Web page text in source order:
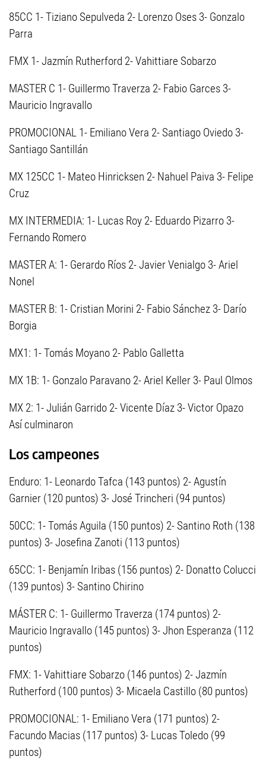
85CC 1- Tiziano Sepulveda 2- Lorenzo Oses 3- Gonzalo
Parra
FMX 1- Jazmín Rutherford 2- Vahittiare Sobarzo
MASTER C 1- Guillermo Traverza 2- Fabio Garces 3-
Mauricio Ingravallo
PROMOCIONAL 1- Emiliano Vera 2- Santiago Oviedo 3-
Santiago Santillán
MX 125CC 1- Mateo Hinricksen 2- Nahuel Paiva 3- Felipe
Cruz
MX INTERMEDIA: 1- Lucas Roy 2- Eduardo Pizarro 3-
Fernando Romero
MASTER A: 1- Gerardo Ríos 2- Javier Venialgo 3- Ariel
Nonel
MASTER B: 1- Cristian Morini 2- Fabio Sánchez 3- Darío
Borgia
MX1: 1- Tomás Moyano 2- Pablo Galletta
MX 1B: 1- Gonzalo Paravano 2- Ariel Keller 3- Paul Olmos
MX 2: 1- Julián Garrido 2- Vicente Díaz 3- Victor Opazo
Así culminaron
Los campeones
Enduro: 1- Leonardo Tafca (143 puntos) 2- Agustín
Garnier (120 puntos) 3- José Trincheri (94 puntos)
50CC: 1- Tomás Aguila (150 puntos) 2- Santino Roth (138
puntos) 3- Josefina Zanoti (113 puntos)
65CC: 1- Benjamín Iribas (156 puntos) 2- Donatto Colucci
(139 puntos) 3- Santino Chirino
MÁSTER C: 1- Guillermo Traverza (174 puntos) 2-
Mauricio Ingravallo (145 puntos) 3- Jhon Esperanza (112
puntos)
FMX: 1- Vahittiare Sobarzo (146 puntos) 2- Jazmín
Rutherford (100 puntos) 3- Micaela Castillo (80 puntos)
PROMOCIONAL: 1- Emiliano Vera (171 puntos) 2-
Facundo Macias (117 puntos) 3- Lucas Toledo (99
puntos)